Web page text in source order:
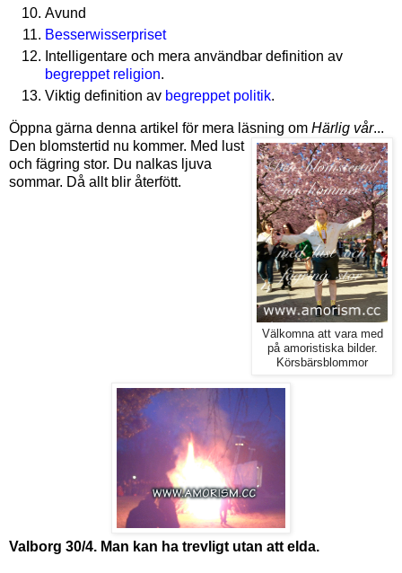
Avund
Besserwisserpriset
Intelligentare och mera användbar definition av
begreppet religion.
Viktig definition av begreppet politik.
Öppna gärna denna artikel för mera läsning om Härlig vår...
Välkomna att vara med
på amoristiska bilder.
Körsbärsblommor
Den blomstertid nu kommer. Med lust
och fägring stor. Du nalkas ljuva
sommar. Då allt blir återfött.
Valborg 30/4. Man kan ha trevligt utan att elda.